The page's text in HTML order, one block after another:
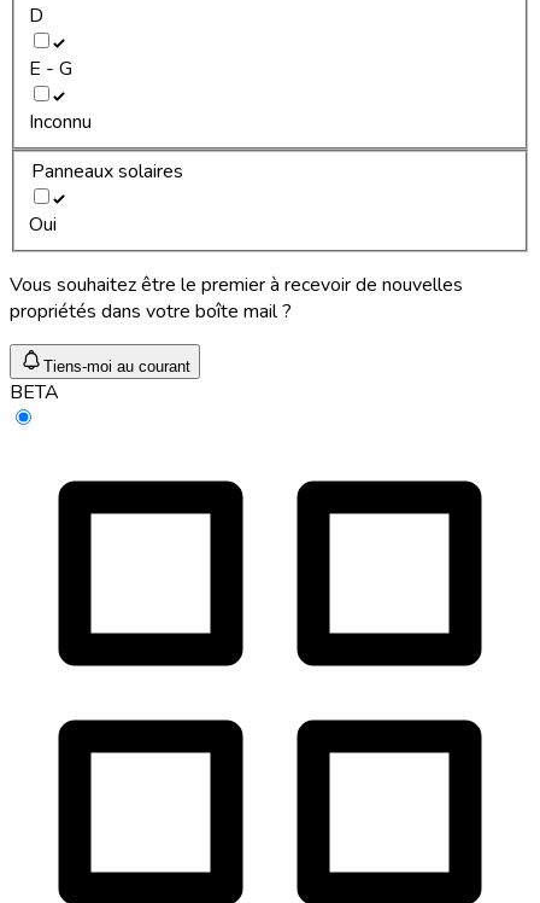
D
E - G
Inconnu
Panneaux solaires
Oui
Vous souhaitez être le premier à recevoir de nouvelles
propriétés dans votre boîte mail ?
Tiens-moi au courant
BETA